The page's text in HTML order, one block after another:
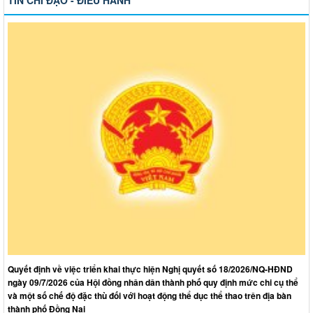
Quyết định về việc triển khai thực hiện Nghị quyết số 18/2026/NQ-HĐND
ngày 09/7/2026 của Hội đồng nhân dân thành phố quy định mức chi cụ thể
và một số chế độ đặc thù đối với hoạt động thể dục thể thao trên địa bàn
thành phố Đồng Nai